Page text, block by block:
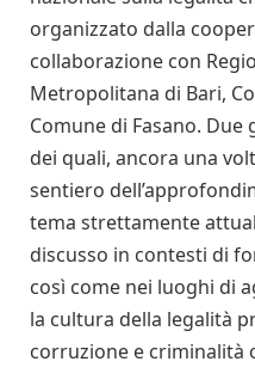
organizzato dalla
collaborazione con
Metropolitana di Bari,
Comune di Fasano.
dei quali, ancora una
sentiero
tema strettamente
discusso in contesti di
così come nei luoghi di
la cultura della legalità
corruzione e criminalità